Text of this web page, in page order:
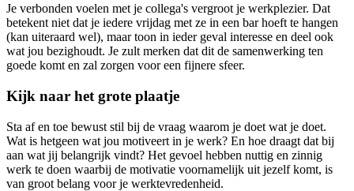
Je verbonden voelen met je collega's vergroot je werkplezier. Dat
betekent niet dat je iedere vrijdag met ze in een bar hoeft te hangen
(kan uiteraard wel), maar toon in ieder geval interesse en deel ook
wat jou bezighoudt. Je zult merken dat dit de samenwerking ten
goede komt en zal zorgen voor een fijnere sfeer.
Kijk naar het grote plaatje
Sta af en toe bewust stil bij de vraag waarom je doet wat je doet.
Wat is hetgeen wat jou motiveert in je werk? En hoe draagt dat bij
aan wat jij belangrijk vindt? Het gevoel hebben nuttig en zinnig
werk te doen waarbij de motivatie voornamelijk uit jezelf komt, is
van groot belang voor je werktevredenheid.